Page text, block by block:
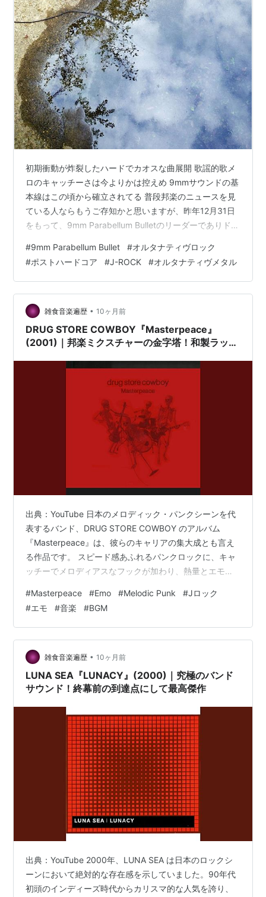
初期衝動が炸裂したハードでカオスな曲展開 歌謡的歌メ
ロのキャッチーさは今よりかは控えめ 9mmサウンドの基
本線はこの頃から確立されてる 普段邦楽のニュースを見
ている人ならもうご存知かと思いますが、昨年12月31日
をもって、9mm Parabellum Bulletのリーダーでありドラ
た。 natalie.mu 僕がこのニュースを見たのは、もう2025
年が1時間ちょっとで終わるくらいの時だったので、なん
とも微妙な心境のまま年越しをするハメになったんです
よ。2026年のライヴも以前より普通に決まっていただけ
に、元々この日に脱退する予定ではなかったと思…
#9mm Parabellum Bullet #オルタナティヴロック
#ポストハードコア #J-ROCK #オルタナティヴメタル
雑食音楽遍歴 • 10ヶ月前
DRUG STORE COWBOY『Masterpeace』
(2001)｜邦楽ミクスチャーの金字塔！和製ラップ
出典：YouTube 日本のメロディック・パンクシーンを代
表するバンド、DRUG STORE COWBOY のアルバム
『Masterpeace』は、彼らのキャリアの集大成とも言え
る作品です。 スピード感あふれるパンクロックに、キャ
ッチーでメロディアスなフックが加わり、熱量とエモー
通して、リスナーにエネルギーと疾走感を与え、バンド
の音楽的な幅広さを感じさせます。
#Masterpeace #Emo #Melodic Punk #Jロック
#エモ #音楽 #BGM
雑食音楽遍歴 • 10ヶ月前
LUNA SEA『LUNACY』(2000)｜究極のバンド
サウンド！終幕前の到達点にして最高傑作
出典：YouTube 2000年、LUNA SEA は日本のロックシ
ーンにおいて絶対的な存在感を示していました。90年代
初頭のインディーズ時代からカリスマ的な人気を誇り、